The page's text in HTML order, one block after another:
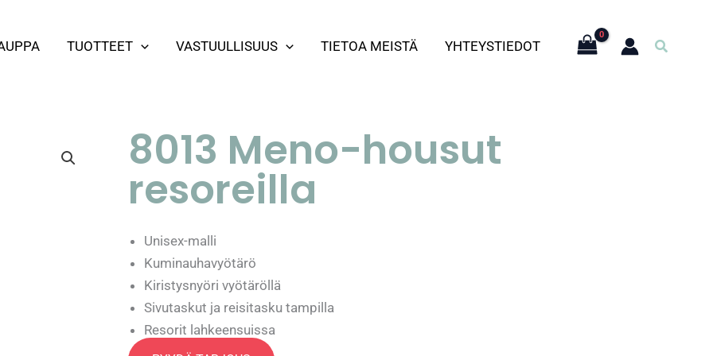
TUOTTEET VASTUULLISUUS TIETOA MEISTÄ YHTEYSTIEDOT Hae
8013 Meno-housut
resoreilla
Unisex-malli
Kuminauhavyötärö
Kiristysnyöri vyötäröllä
Sivutaskut ja reisitasku tampilla
Resorit lahkeensuissa
Koot: XXS-5XL